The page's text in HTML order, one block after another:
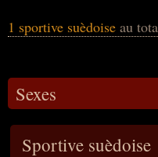
1 sportive suèdoise au
Sexes
Sportive suèdoise